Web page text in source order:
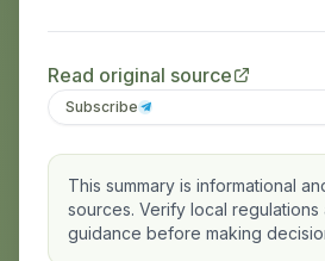
Read original source
Subscribe
This summary is informational
sources. Verify local regulations
guidance before making